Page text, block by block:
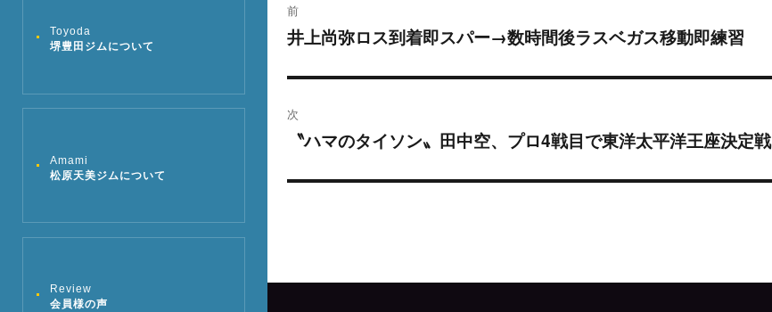
Toyoda
堺豊田ジムについて
Amami
松原天美ジムについて
Review
会員様の声
稿
ナ
ビ
ゲ
ー
ン
前
過
投
稿:
井上尚弥ロス到着即スパー→数時間後ラスベガス移動即練習
次
次〝ハマのタイソン〟田中空、プロ4戦目で東洋太平洋王座決定戦